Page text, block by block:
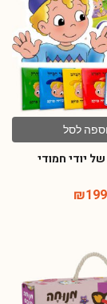
לסל
יודי חמודי
₪